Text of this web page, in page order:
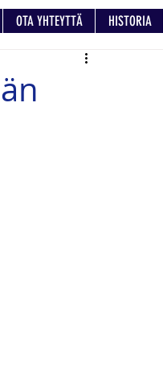
OTA YHTEYTTÄ HISTORIA